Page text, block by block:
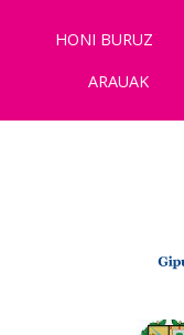
HONI BURUZ
ARAUAK